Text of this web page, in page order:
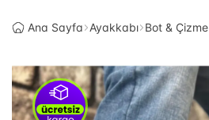
Ana Sayfa Ayakkabı Bot & Çizme